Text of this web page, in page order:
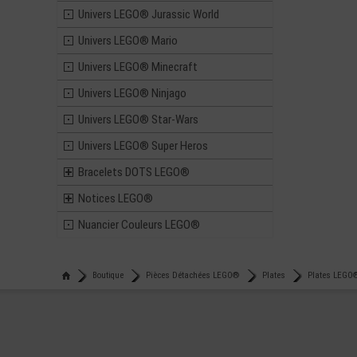
Univers LEGO® Jurassic World
Univers LEGO® Mario
Univers LEGO® Minecraft
Univers LEGO® Ninjago
Univers LEGO® Star-Wars
Univers LEGO® Super Heros
Bracelets DOTS LEGO®
Notices LEGO®
Nuancier Couleurs LEGO®
Boutique Pièces Détachées LEGO® Plates Plates